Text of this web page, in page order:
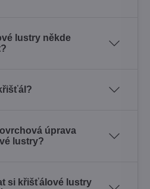
lustry někde
úprava
lustry?
si křišťálové lustry